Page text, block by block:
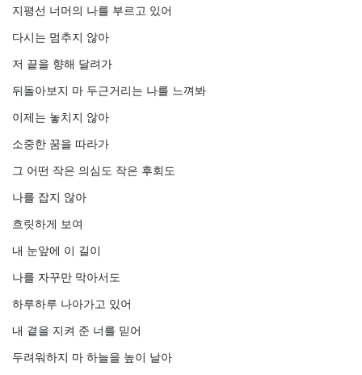
지평선 너머의 나를 부르고 있어
다시는 멈추지 않아
저 끝을 향해 달려가
뒤돌아보지 마 두근거리는 나를 느껴봐
이제는 놓치지 않아
소중한 꿈을 따라가
그 어떤 작은 의심도 작은 후회도
나를 잡지 않아
흐릿하게 보여
내 눈앞에 이 길이
나를 자꾸만 막아서도
하루하루 나아가고 있어
내 곁을 지켜 준 너를 믿어
두려워하지 마 하늘을 높이 날아